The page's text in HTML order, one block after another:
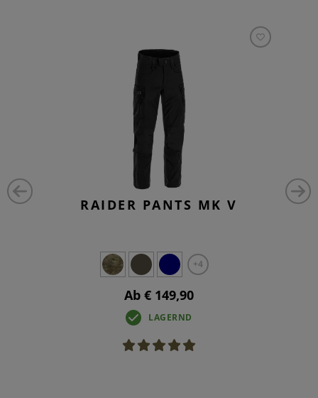
RAIDER PANTS MK V
+4
Ab € 149,90
LAGERND